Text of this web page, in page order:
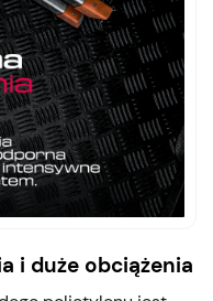
i duże obciążenia